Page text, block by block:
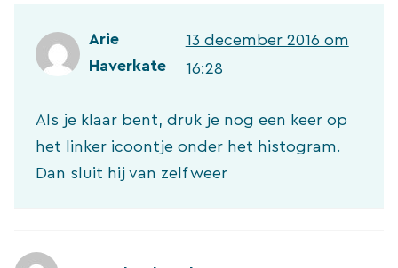
Arie
Haverkate
13 december 2016 om
16:28
Als je klaar bent, druk je nog een keer op
het linker icoontje onder het histogram.
Dan sluit hij van zelf weer